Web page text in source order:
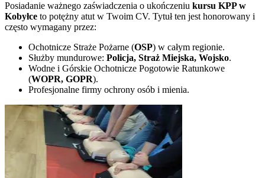
Posiadanie ważnego zaświadczenia o ukończeniu kursu KPP w
Kobyłce to potężny atut w Twoim CV. Tytuł ten jest honorowany i
często wymagany przez:
Ochotnicze Straże Pożarne (OSP) w całym regionie.
Służby mundurowe: Policja, Straż Miejska, Wojsko.
Wodne i Górskie Ochotnicze Pogotowie Ratunkowe
(WOPR, GOPR).
Profesjonalne firmy ochrony osób i mienia.